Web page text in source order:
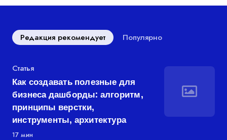
Редакция рекомендует Популярно
Категория
Статья
Как создавать полезные для
бизнеса дашборды: алгоритм,
принципы верстки,
инструменты, архитектура
17 мин